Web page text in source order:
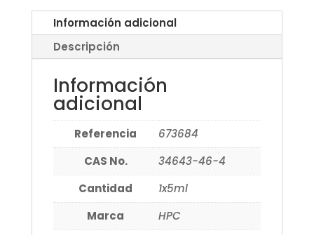
Información adicional
Descripción
Información
adicional
Referencia
673684
CAS No.
34643-46-4
Cantidad
1x5ml
Marca
HPC